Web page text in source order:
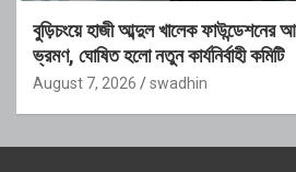
বুড়িচংয়ে হাজী আব্দুল খালেক ফাউন্ডেশনের
ভ্রমণ, ঘোষিত হলো নতুন কার্যনির্বাহী কমিটি
August 7, 2026 swadhin